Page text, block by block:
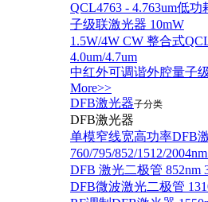
QCL4763 - 4.763um低
子级联激光器 10mW
1.5W/4W CW 整合式
4.0um/4.7um
中红外可调谐外腔量子
More>>
DFB激光器子分类
DFB激光器
单模窄线宽高功率DFB
760/795/852/1512/
DFB 激光二极管 852nm
DFB微波激光二极管